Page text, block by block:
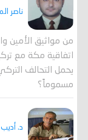
ناصر
من مواثيق الأمين
اتفاقية مكة مع
يحمل التحالف
مسموماً؟
د.